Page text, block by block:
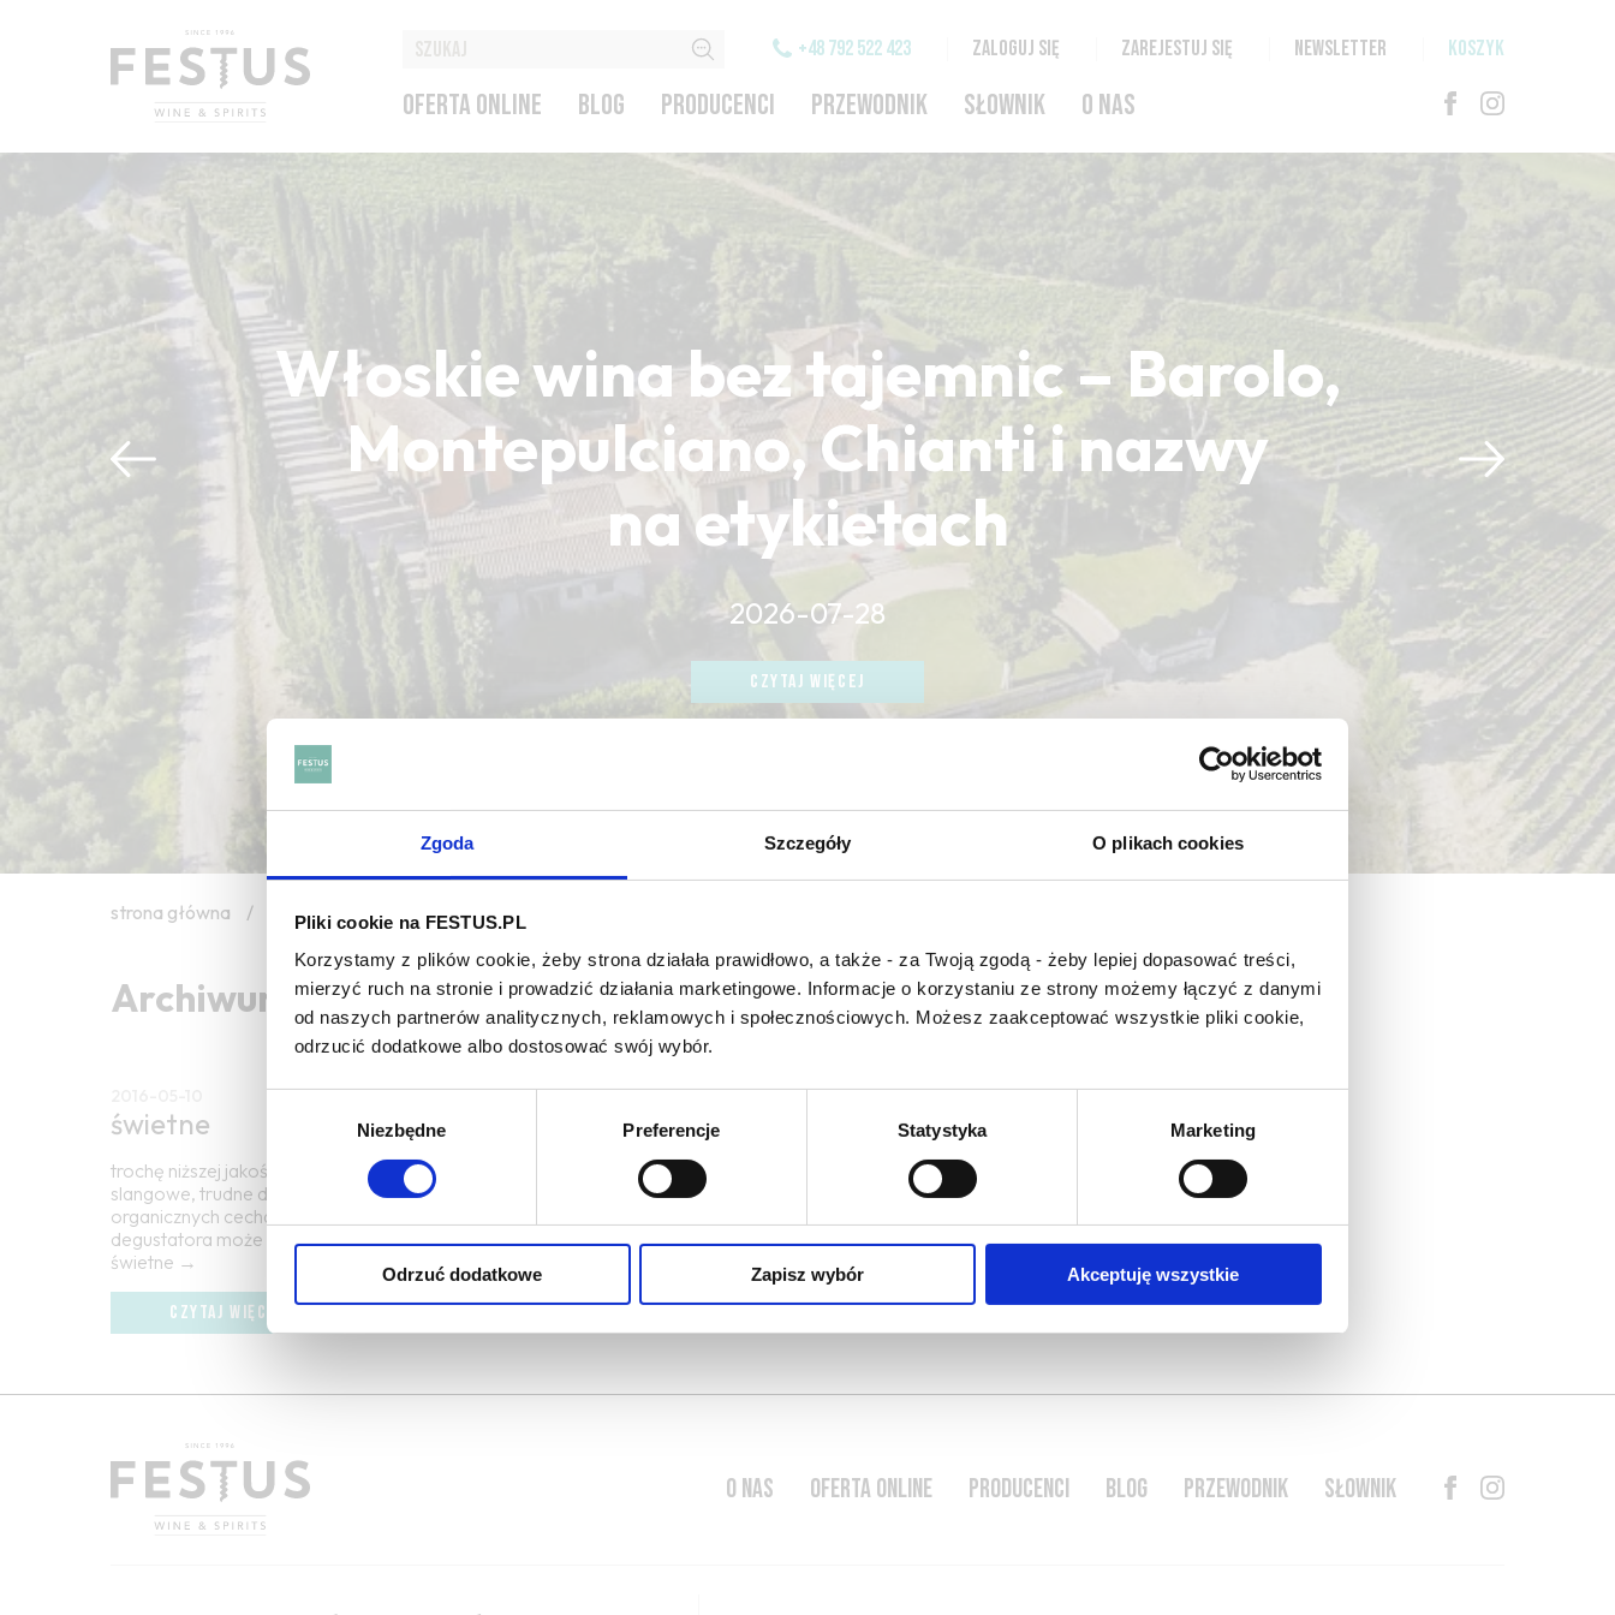
Zgoda Szczegóły O plikach cookies
Pliki cookie na FESTUS.PL
Korzystamy z plików cookie, żeby strona działała prawidłowo, a także - za Twoją zgodą - żeby lepiej dopasować treści,
mierzyć ruch na stronie i prowadzić działania marketingowe. Informacje o korzystaniu ze strony możemy łączyć z danymi
od naszych partnerów analitycznych, reklamowych i społecznościowych. Możesz zaakceptować wszystkie pliki cookie,
odrzucić dodatkowe albo dostosować swój wybór.
Niezbędne Preferencje Statystyka Marketing
Odrzuć dodatkowe Zapisz wybór Akceptuję wszystkie
+48 792 522 423 ZALOGUJ SIĘ ZAREJESTUJ SIĘ NEWSLETTER KOSZYK
OFERTA ONLINE BLOG PRODUCENCI PRZEWODNIK SŁOWNIK O NAS
Włoskie wina bez tajemnic – Barolo,
Montepulciano, Chianti i nazwy
na etykietach
2026-07-28
CZYTAJ WIĘCEJ
CZYTAJ WIĘCEJ
CZYTAJ WIĘCEJ
strona główna / funky
Archiwum wpisów tagu: funky
świetne
trochę niższej jakości niż wina wyrafinowane czy wykwintne; nowoczesne, nieco
slangowe, trudne do zdefiniowania określenie wina nieco ziemistego, o mocno
organicznych cechach; w zależności od intensywności wina i upodobań
degustatora może być zarówno komplementem, jak i określeniem … Więcej
świetne →
CZYTAJ WIĘCEJ
O NAS OFERTA ONLINE PRODUCENCI BLOG PRZEWODNIK SŁOWNIK